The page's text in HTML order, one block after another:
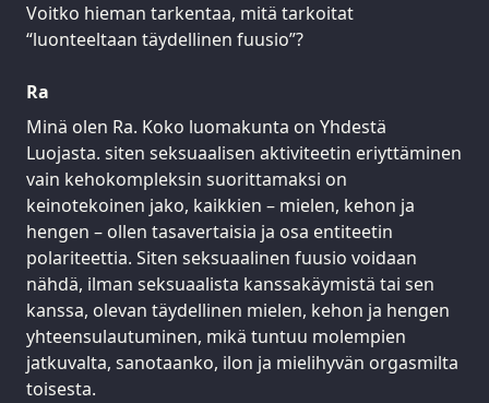
Voitko hieman tarkentaa, mitä tarkoitat
“luonteeltaan täydellinen fuusio”?
Ra
Minä olen Ra. Koko luomakunta on Yhdestä
Luojasta. siten seksuaalisen aktiviteetin eriyttäminen
vain kehokompleksin suorittamaksi on
keinotekoinen jako, kaikkien – mielen, kehon ja
hengen – ollen tasavertaisia ja osa entiteetin
polariteettia. Siten seksuaalinen fuusio voidaan
nähdä, ilman seksuaalista kanssakäymistä tai sen
kanssa, olevan täydellinen mielen, kehon ja hengen
yhteensulautuminen, mikä tuntuu molempien
jatkuvalta, sanotaanko, ilon ja mielihyvän orgasmilta
toisesta.